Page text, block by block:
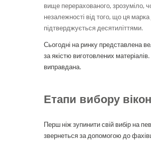
вище перерахованого, зрозуміло,
незалежності від того, що ця
підтверджується десятиліттями.
Сьогодні на ринку представлена
за якістю виготовлених
виправдана.
Етапи вибору
Перш ніж зупинити свій вибір на
звернеться за допомогою до